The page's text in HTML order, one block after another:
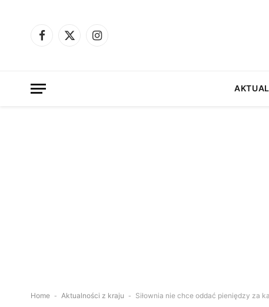
Facebook
X
Instagram
Home - Aktualności z kraju - Siłownia nie chce oddać pieniędzy za